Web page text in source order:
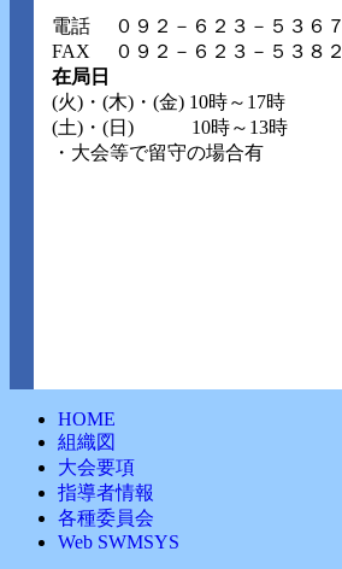
電話
０９２－６２３－５３６７
FAX ０９２－６２３－５３８２
在局日
(火)・(木)・(金) 10時～17時
(土)・(日) 10時～13時
・大会等で留守の場合有
HOME
組織図
大会要項
指導者情報
各種委員会
Web SWMSYS